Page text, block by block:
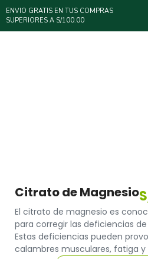
ENVIO GRATIS EN TUS COMPRAS
SUPERIORES A S/100.00
Citrato de Magnesio
El citrato de magnesio es
para corregir las deficiencias
Estas deficiencias pueden
calambres musculares, fatiga